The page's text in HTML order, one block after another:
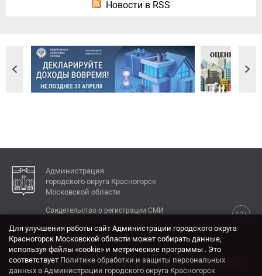
Новости в RSS
Администрация
городского округа Красногорск
Московской области
12+
Свидетельство о регистрации СМИ
КОНТАКТЫ
Адрес: 143404, Московская область, г. Красногорск,
ул. Ленина, дом 4.
Для улучшения работы сайт Администрации городского округа
Красногорск Московской области может собирать данные,
используя файлы «cookie» и метрические программы . Это
соответствует Политике обработки и защиты персональных
данных в Администрации городского округа Красногорск